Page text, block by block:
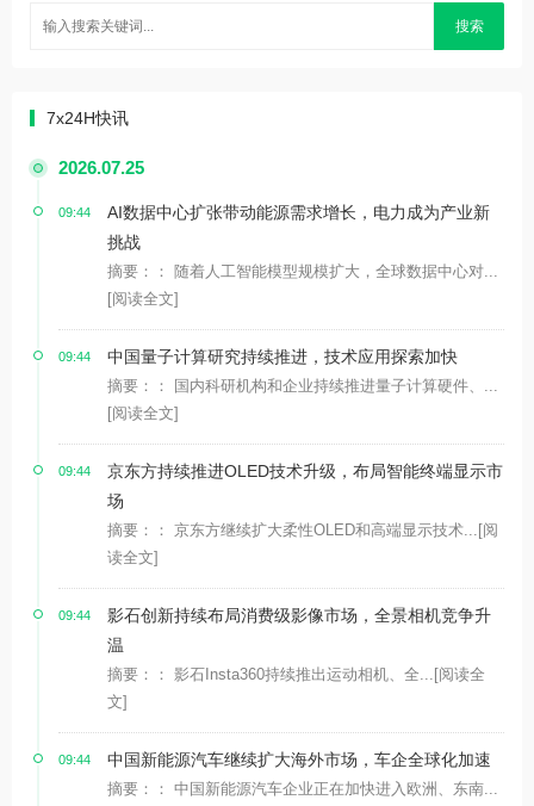
搜索
7x24H快讯
2026.07.25
09:44
AI数据中心扩张带动能源需求增长，电力成为产业新
挑战
摘要：： 随着人工智能模型规模扩大，全球数据中心对...
[阅读全文]
09:44 中国量子计算研究持续推进，技术应用探索加快
摘要：： 国内科研机构和企业持续推进量子计算硬件、...
[阅读全文]
09:44
京东方持续推进OLED技术升级，布局智能终端显示市
场
摘要：： 京东方继续扩大柔性OLED和高端显示技术... [阅
读全文]
09:44
影石创新持续布局消费级影像市场，全景相机竞争升
温
摘要：： 影石Insta360持续推出运动相机、全... [阅读全
文]
09:44 中国新能源汽车继续扩大海外市场，车企全球化加速
摘要：： 中国新能源汽车企业正在加快进入欧洲、东南...